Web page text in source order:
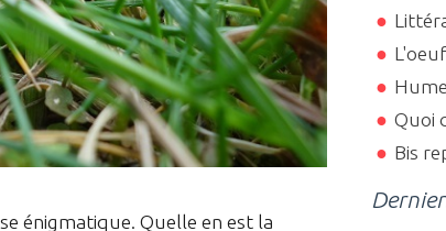
énigmatique. Quelle en est la
Quoi
Bis